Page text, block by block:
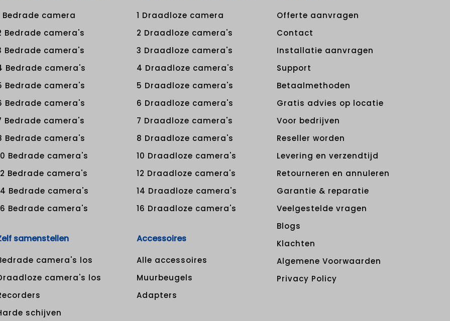
Bedrade camera
Bedrade camera's
Bedrade camera's
Bedrade camera's
Bedrade camera's
Bedrade camera's
Bedrade camera's
Bedrade camera's
Bedrade camera's
Bedrade camera's
Bedrade camera's
Bedrade camera's
samenstellen
camera's los
camera's los
schijven
1 Draadloze camera
2 Draadloze camera's
3 Draadloze camera's
4 Draadloze camera's
5 Draadloze camera's
6 Draadloze camera's
7 Draadloze camera's
8 Draadloze camera's
10 Draadloze camera's
12 Draadloze camera's
14 Draadloze camera's
16 Draadloze camera's
Accessoires
Alle accessoires
Muurbeugels
Adapters
Offerte aanvragen
Contact
Installatie aanvragen
Support
Betaalmethoden
Gratis advies op locatie
Voor bedrijven
Reseller worden
Levering en verzendtijd
Retourneren en annuleren
Garantie & reparatie
Veelgestelde vragen
Blogs
Klachten
Algemene Voorwaarden
Privacy Policy